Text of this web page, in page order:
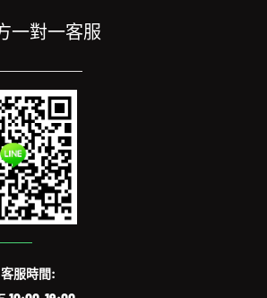
一對一客服
服時間: